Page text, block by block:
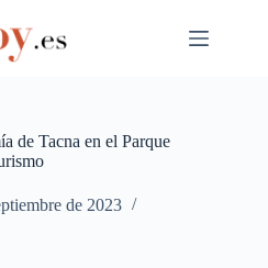
de Tacna en el Parque
de 2023